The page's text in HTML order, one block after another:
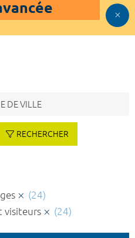
RECHERCHER
(24)
visiteurs
(24)